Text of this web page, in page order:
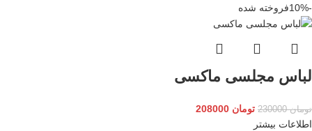
-10%
فروخته شده
لباس مجلسی ماکسی
تومان230000 تومان
اطلاعات بیشتر